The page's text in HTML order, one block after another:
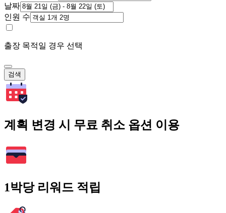
날짜
인원 수
출장 목적일 경우 선택
검색
계획 변경 시 무료 취소 옵션 이용
1박당 리워드 적립